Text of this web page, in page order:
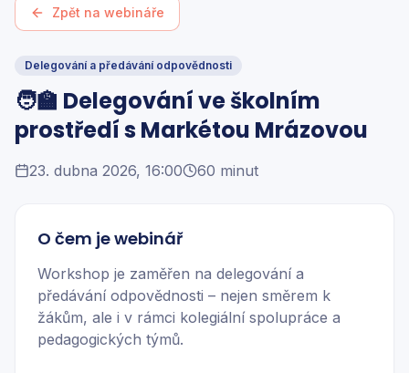
Zpět na webináře
Delegování a předávání odpovědnosti
🧑‍🏫 Delegování ve školním
prostředí s Markétou Mrázovou
23. dubna 2026, 16:00 60 minut
O čem je webinář
Workshop je zaměřen na delegování a
předávání odpovědnosti – nejen směrem k
žákům, ale i v rámci kolegiální spolupráce a
pedagogických týmů.